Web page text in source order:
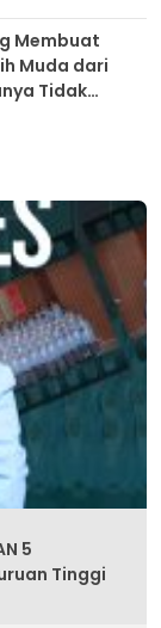
Membuat
Muda dari
Tidak
5
Tinggi